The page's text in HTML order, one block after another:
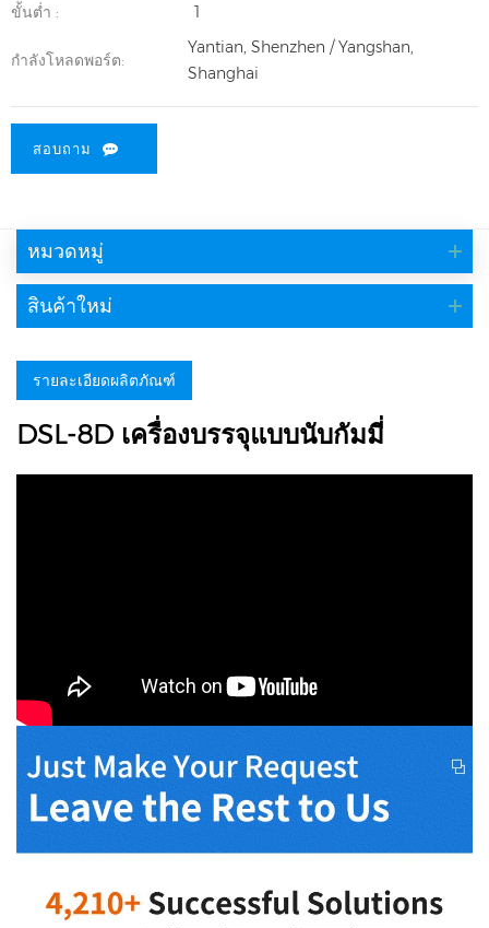
ขั้นต่ำ :
1
กำลังโหลดพอร์ต:
Yantian, Shenzhen / Yangshan,
Shanghai
สอบถาม
หมวดหมู่
สินค้าใหม่
รายละเอียดผลิตภัณฑ์
DSL-8D เครื่องบรรจุแบบนับกัมมี่